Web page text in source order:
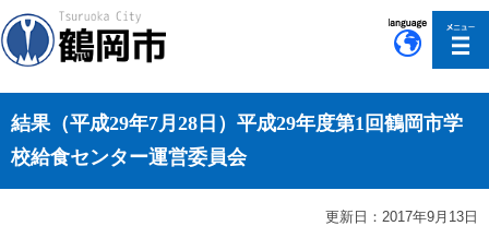
結果（平成29年7月28日）平成29年度第1回鶴岡市学
校給食センター運営委員会
更新日：2017年9月13日